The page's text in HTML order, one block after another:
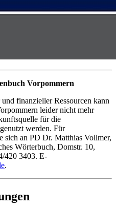
Vorpommern
finanzieller Ressourcen kann
leider nicht mehr
für die
werden. Für
sich an PD Dr. Matthias Vollmer,
Wörterbuch, Domstr. 10,
420 3403. E-
.